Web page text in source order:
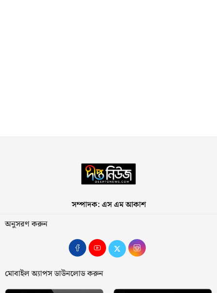
সম্পাদক: এস এম আকাশ
অনুসরণ করুন
মোবাইল অ্যাপস ডাউনলোড করুন